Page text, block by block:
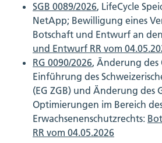
SGB 0089/2026, LifeCycle
NetApp; Bewilligung eines
Botschaft und Entwurf an
und Entwurf RR vom
RG 0090/2026, Änderung des
Einführung des
(EG ZGB) und Änderung des
Optimierungen im Bereich
Erwachsenenschutzrechts:
RR vom 04.05.2026